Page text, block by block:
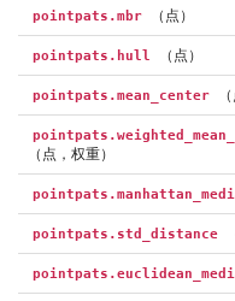
pointpats.mbr （点）
pointpats.hull （点）
pointpats.mean_center
（点，权重）
pointpats.std_distance